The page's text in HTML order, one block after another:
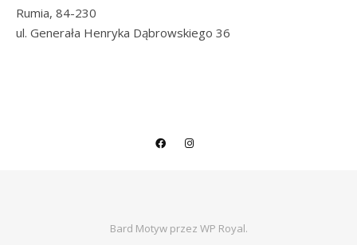
Rumia, 84-230
ul. Generała Henryka Dąbrowskiego 36
Bard Motyw przez WP Royal.